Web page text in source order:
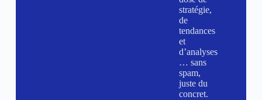
stratégie,
de
tendances
et
d’analyses
… sans
spam,
juste du
concret.